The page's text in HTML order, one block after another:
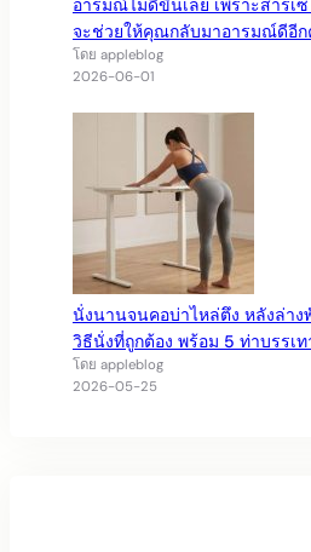
อารมณ์ไม่ดีขึ้นเลย เพราะสาร
จะช่วยให้คุณกลับมาอารมณ์ดีอีก
โดย appleblog
2026-06-01
นั่งนานจนคอบ่าไหล่ตึง หลังล่าง
วิธีนั่งที่ถูกต้อง พร้อม 5 ท่าบรรเท
โดย appleblog
2026-05-25